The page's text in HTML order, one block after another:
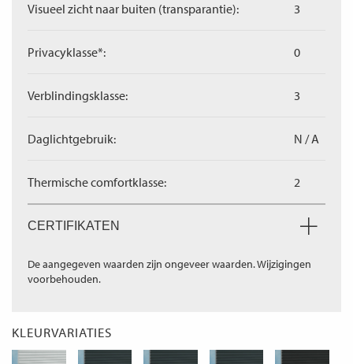
Visueel zicht naar buiten (transparantie): 3
Privacyklasse*: 0
Verblindingsklasse: 3
Daglichtgebruik: N / A
Thermische comfortklasse: 2
CERTIFIKATEN
De aangegeven waarden zijn ongeveer waarden. Wijzigingen
voorbehouden.
KLEURVARIATIES